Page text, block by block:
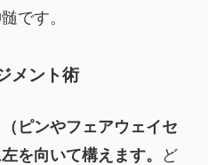
です。
メント術
ピンやフェアウェイセ
を向いて構えます。
ど